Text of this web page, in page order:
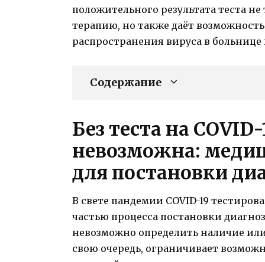
положительного результата теста
терапию, но также даёт
распространения вируса в
Содержание
Без теста на
невозможна:
для постановки
В свете пандемии COVID-19
частью процесса постановки
невозможно определить наличие
свою очередь, ограничивает